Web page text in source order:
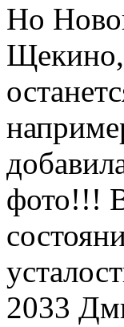
Но
Щекино,
фото!!!
2033